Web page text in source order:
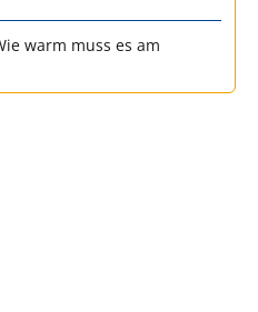
warm muss es am